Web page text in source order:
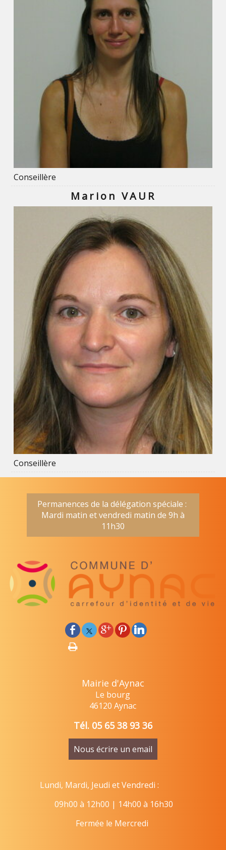
Conseillère
Marion VAUR
Conseillère
Permanences de la délégation spéciale :
Mardi matin et vendredi matin de 9h à
11h30
Mairie d'Aynac
Le bourg
46120 Aynac
Tél. 05 65 38 93 36
Nous écrire un email
Lundi, Mardi, Jeudi et Vendredi :
09h00 à 12h00 | 14h00 à 16h30
Fermée le Mercredi